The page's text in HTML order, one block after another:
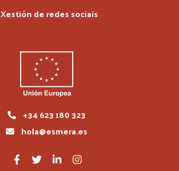
Xestión de redes sociais
+34 623 180 323
hola@esmera.es